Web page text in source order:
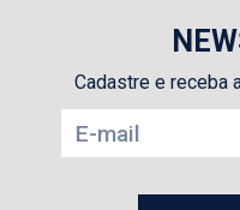
Cadastre e receba